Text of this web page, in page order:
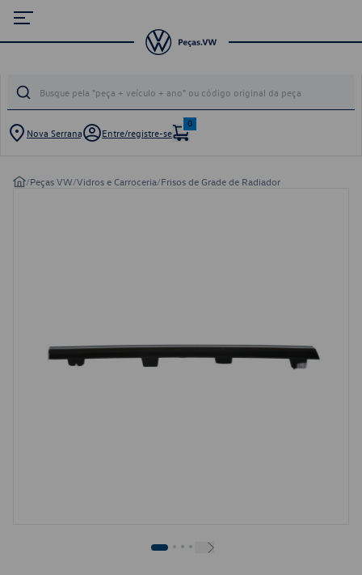
Nova Serrana Entre/registre-se
0
/Peças VW/Vidros e Carroceria/Frisos de Grade de Radiador